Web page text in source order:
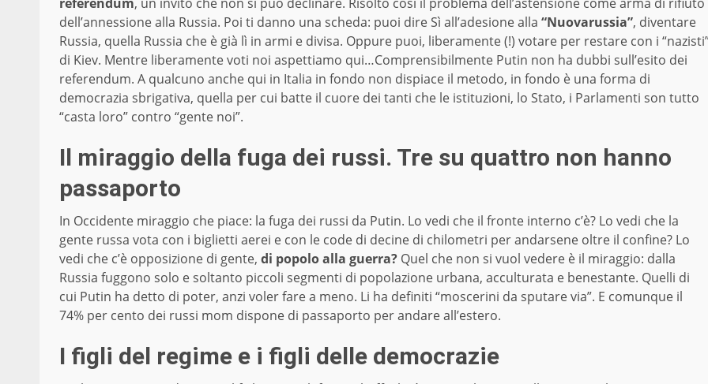
dell’annessione alla Russia. Poi ti danno una scheda: puoi dire Sì all’adesione alla “Nuovarussia”, diventare
Russia, quella Russia che è già lì in armi e divisa. Oppure puoi, liberamente (!) votare per restare con i
di Kiev. Mentre liberamente voti noi aspettiamo qui…Comprensibilmente Putin non ha dubbi sull’esito dei
referendum. A qualcuno anche qui in Italia in fondo non dispiace il metodo, in fondo è una forma di
democrazia sbrigativa, quella per cui batte il cuore dei tanti che le istituzioni, lo Stato, i Parlamenti son tutto
“casta loro” contro “gente noi”.
Il miraggio della fuga dei russi. Tre su quattro non hanno
passaporto
In Occidente miraggio che piace: la fuga dei russi da Putin. Lo vedi che il fronte interno c’è? Lo vedi che la
gente russa vota con i biglietti aerei e con le code di decine di chilometri per andarsene oltre il confine? Lo
vedi che c’è opposizione di gente, di popolo alla guerra? Quel che non si vuol vedere è il miraggio: dalla
Russia fuggono solo e soltanto piccoli segmenti di popolazione urbana, acculturata e benestante. Quelli di
cui Putin ha detto di poter, anzi voler fare a meno. Li ha definiti “moscerini da sputare via”. E comunque il
74% per cento dei russi mom dispone di passaporto per andare all’estero.
I figli del regime e i figli delle democrazie